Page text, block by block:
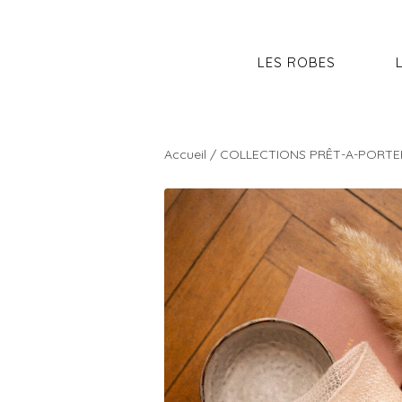
LES ROBES
Accueil / COLLECTIONS PRÊT-A-